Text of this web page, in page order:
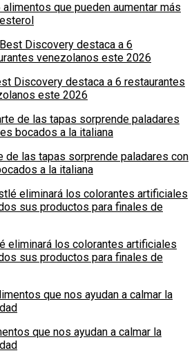
alimentos que pueden aumentar más
Discovery destaca a 6 restaurantes
este 2026
de las tapas sorprende paladares con
a la italiana
eliminará los colorantes artificiales
sus productos para finales de
que nos ayudan a calmar la